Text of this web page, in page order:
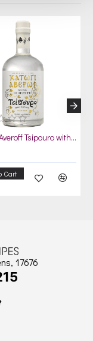
Katogi Averoff Tsipouro without anise Alba Di Munte Traminer 500ml
Cart
17676